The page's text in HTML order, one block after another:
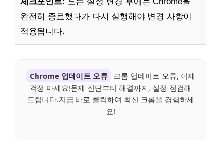
완전히 종료했다가 다시 실행해야 변경 사항이
적용됩니다.
Chrome 업데이트 오류
크롬 업데이트 오류, 이제
걱정 마세요!문제 진단부터 해결까지, 설정 점검해
드립니다.지금 바로 클릭하여 최신 크롬을 경험하세
요!